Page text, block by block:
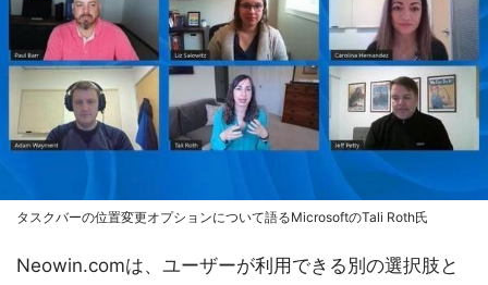
タスクバーの位置変更オプションについて語るMicrosoftのTali Roth氏
Neowin.comは、ユーザーが利用できる別の選択肢と